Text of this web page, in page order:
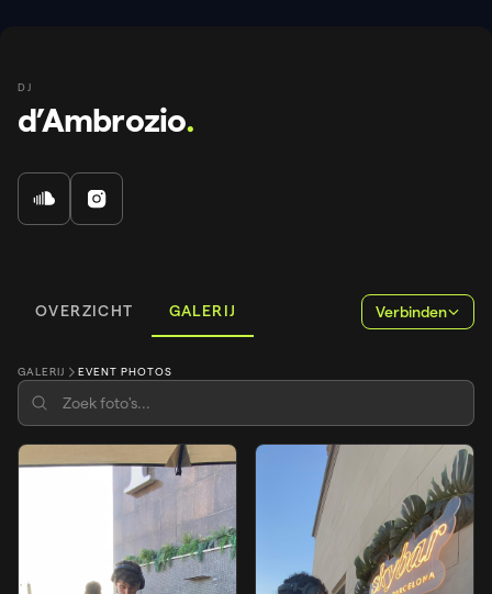
DJ
d’Ambrozio.
OVERZICHT GALERIJ Verbinden
GALERIJ EVENT PHOTOS